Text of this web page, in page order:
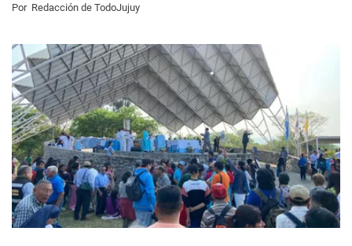
Por Redacción de TodoJujuy